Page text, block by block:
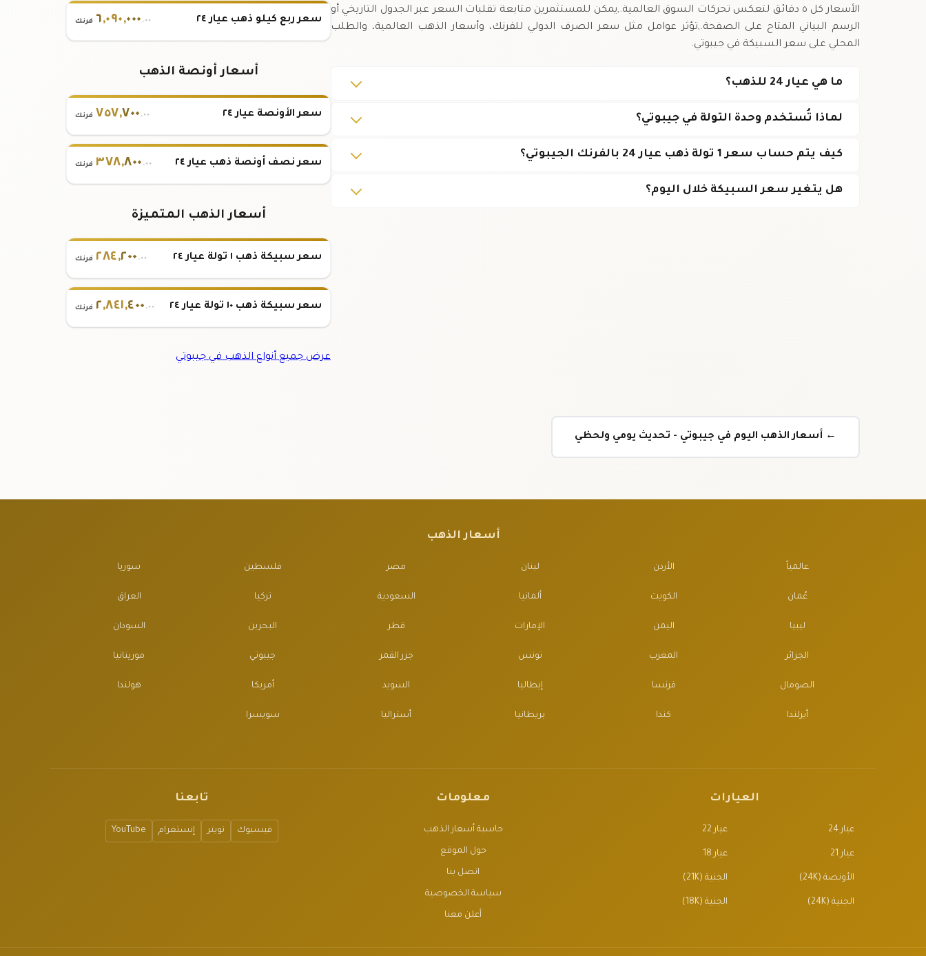
الأسعار كل ٥ دقائق لتعكس تحركات السوق العالمية.,يمكن للمستثمرين متابعة تقلبات السعر عبر الجدول التاريخي أو
الرسم البياني المتاح على الصفحة.,تؤثر عوامل مثل سعر الصرف الدولي للفرنك، وأسعار الذهب العالمية، والطلب
المحلي على سعر السبيكة في جيبوتي.
ما هي عيار 24 للذهب؟
لماذا تُستخدم وحدة التولة في جيبوتي؟
كيف يتم حساب سعر 1 تولة ذهب عيار 24 بالفرنك الجيبوتي؟
هل يتغير سعر السبيكة خلال اليوم؟
سعر ربع كيلو ذهب عيار ٢٤ ٦,٠٩٠,٠٠٠ .٠٠ فرنك
أسعار أونصة الذهب
سعر الأونصة عيار ٢٤ ٧٥٧,٧٠٠ .٠٠ فرنك
سعر نصف أونصة ذهب عيار ٢٤ ٣٧٨,٨٠٠ .٠٠ فرنك
أسعار الذهب المتميزة
سعر سبيكة ذهب ١ تولة عيار ٢٤ ٢٨٤,٢٠٠ .٠٠ فرنك
سعر سبيكة ذهب ١٠ تولة عيار ٢٤ ٢,٨٤١,٤٠٠ .٠٠ فرنك
عرض جميع أنواع الذهب في جيبوتي
← أسعار الذهب اليوم في جيبوتي - تحديث يومي ولحظي
أسعار الذهب
عالمياً الأردن لبنان مصر فلسطين سوريا
عُمان الكويت ألمانيا السعودية تركيا العراق
ليبيا اليمن الإمارات قطر البحرين السودان
الجزائر المغرب تونس جزر القمر جيبوتي موريتانيا
الصومال فرنسا إيطاليا السويد أمريكا هولندا
أيرلندا كندا بريطانيا أستراليا سويسرا
العيارات
عيار 24 عيار 22
عيار 21 عيار 18
الأونصة (24K) الجنية (21K)
الجنية (24K) الجنية (18K)
معلومات
حاسبة أسعار الذهب
حول الموقع
اتصل بنا
سياسة الخصوصية
أعلن معنا
تابعنا
فيسبوك تويتر إنستغرام YouTube